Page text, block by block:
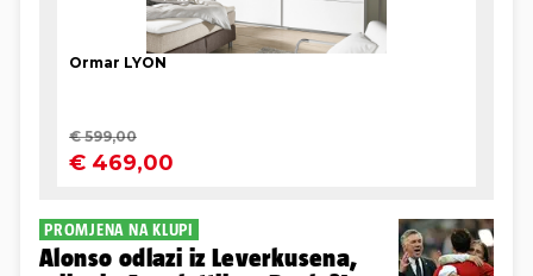
PROMJENA NA KLUPI
Alonso odlazi iz Leverkusena,